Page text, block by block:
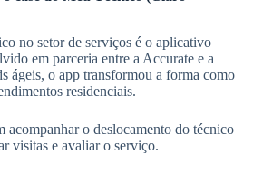
no setor de serviços é o aplicativo
em parceria entre a Accurate e a
ágeis, o app transformou a forma como
residenciais.
acompanhar o deslocamento do técnico
visitas e avaliar o serviço.